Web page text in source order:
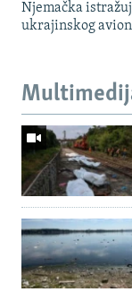
Njemačka
ukrajinskog